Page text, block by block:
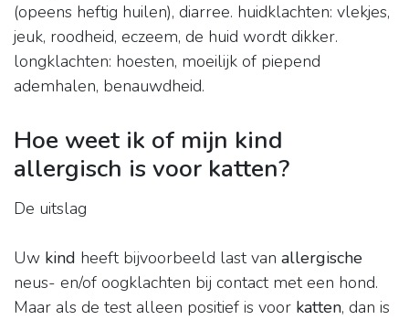
(opeens heftig huilen), diarree. huidklachten: vlekjes,
jeuk, roodheid, eczeem, de huid wordt dikker.
longklachten: hoesten, moeilijk of piepend
ademhalen, benauwdheid.
Hoe weet ik of mijn kind
allergisch is voor katten?
De uitslag
Uw kind heeft bijvoorbeeld last van allergische
neus- en/of oogklachten bij contact met een hond.
Maar als de test alleen positief is voor katten, dan is